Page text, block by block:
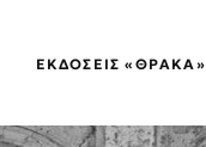
EΚΔΌΣΕΙΣ «ΘΡΑΚΑ»